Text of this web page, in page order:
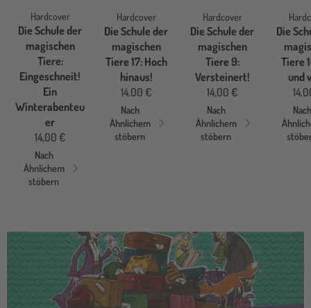
Hardcover
Die Schule der
magischen
Tiere:
Eingeschneit!
Ein
Winterabenteu
er
14,00 €
Nach
Ähnlichem
stöbern
Hardcover
Die Schule der
magischen
Tiere 17: Hoch
hinaus!
14,00 €
Nach
Ähnlichem
stöbern
Hardcover
Die Schule der
magischen
Tiere 9:
Versteinert!
14,00 €
Nach
Ähnlichem
stöbern
Die
Tiere
und
Nach